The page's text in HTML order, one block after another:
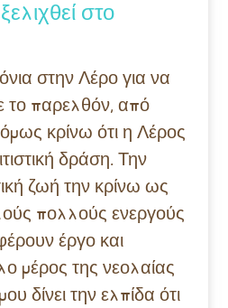
στο
στην Λέρο για να
το παρελθόν, από
όμως κρίνω ότι η Λέρος
δράση. Την
ζωή την κρίνω ως
πολλούς ενεργούς
έργο και
μέρος της νεολαίας
δίνει την ελπίδα ότι